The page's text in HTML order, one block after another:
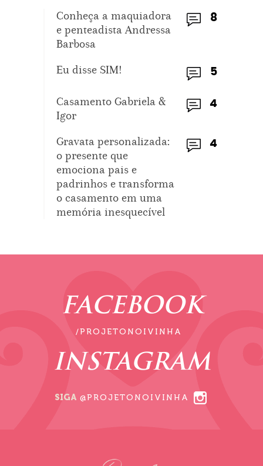
8
Conheça a maquiadora
e penteadista Andressa
Barbosa
5
Eu disse SIM!
4
Casamento Gabriela &
Igor
4
Gravata personalizada:
o presente que
emociona pais e
padrinhos e transforma
o casamento em uma
memória inesquecível
FACEBOOK
/PROJETONOIVINHA
INSTAGRAM
SIGA @PROJETONOIVINHA